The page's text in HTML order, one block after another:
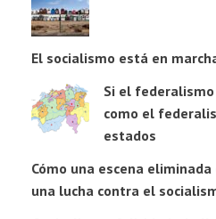
El socialismo está en
Si el
como el
estados
Cómo una escena
una lucha contra el